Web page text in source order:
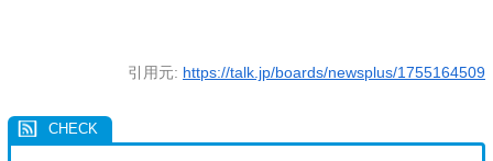
引用元: https://talk.jp/boards/newsplus/1755164509